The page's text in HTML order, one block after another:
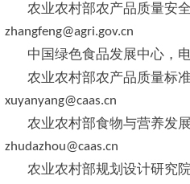
农业农村部农产品质量安
zhangfeng@agri.gov.cn
中国绿色食品发展中心，电
农业农村部农产品质量标
xuyanyang@caas.cn
农业农村部食物与营养发
zhudazhou@caas.cn
农业农村部规划设计研究